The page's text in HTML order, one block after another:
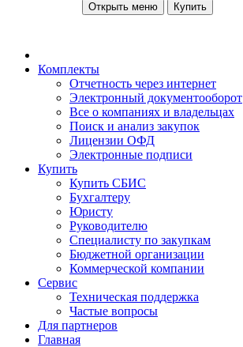
Открыть меню Купить
Комплекты
Отчетность через интернет
Электронный документооборот
Все о компаниях и владельцах
Поиск и анализ закупок
Лицензии ОФД
Электронные подписи
Купить
Купить СБИС
Бухгалтеру
Юристу
Руководителю
Специалисту по закупкам
Бюджетной организации
Коммерческой компании
Сервис
Техническая поддержка
Частые вопросы
Для партнеров
Главная